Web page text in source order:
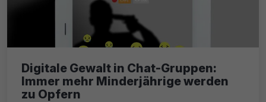
Digitale Gewalt in Chat-Gruppen:
Immer mehr Minderjährige werden
zu Opfern